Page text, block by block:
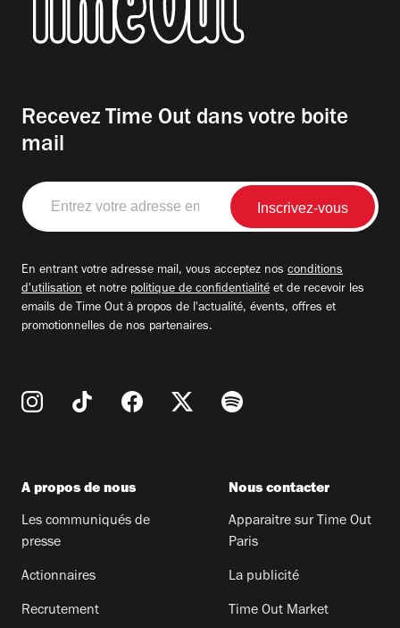
Recevez Time Out dans votre boite
mail
Entrez
votre
adresse
En entrant votre adresse mail, vous acceptez nos conditions
d'utilisation et notre politique de confidentialité et de recevoir les
emails de Time Out à propos de l'actualité, évents, offres et
promotionnelles de nos partenaires.
A propos de nous
Les communiqués de
presse
Actionnaires
Recrutement
Nous contacter
Apparaitre sur Time Out
Paris
La publicité
Time Out Market